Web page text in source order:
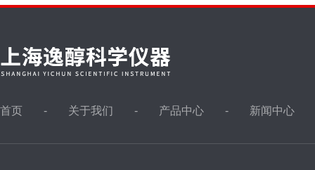
首页 关于我们 产品中心 新闻中心